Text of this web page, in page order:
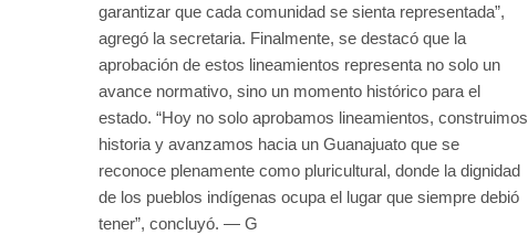
garantizar que cada comunidad se sienta representada”,
agregó la secretaria. Finalmente, se destacó que la
aprobación de estos lineamientos representa no solo un
avance normativo, sino un momento histórico para el
estado. “Hoy no solo aprobamos lineamientos, construimos
historia y avanzamos hacia un Guanajuato que se
reconoce plenamente como pluricultural, donde la dignidad
de los pueblos indígenas ocupa el lugar que siempre debió
tener”, concluyó. — G